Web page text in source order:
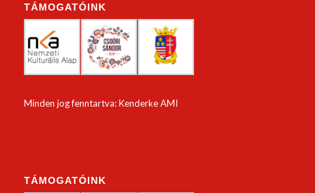
TÁMOGATÓINK
Minden jog fenntartva: Kenderke AMI
TÁMOGATÓINK